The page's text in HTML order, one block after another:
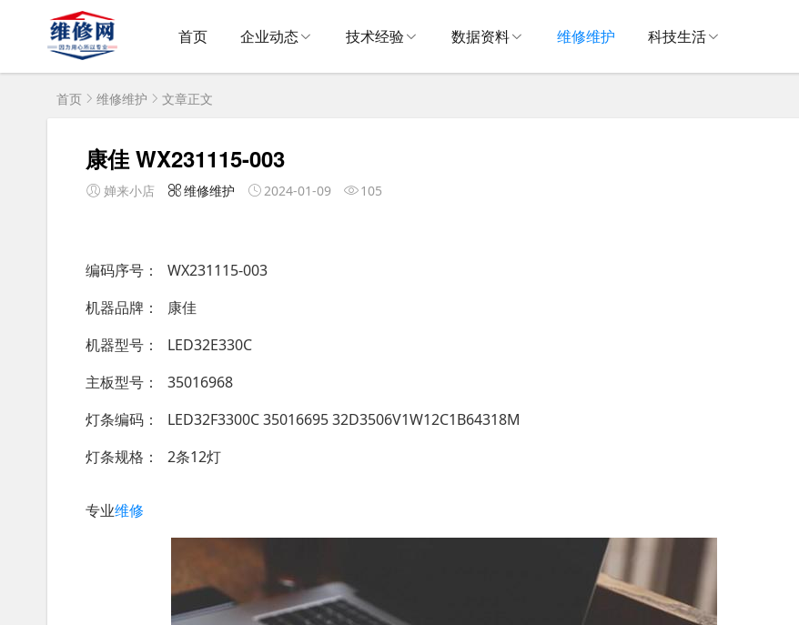
首页 企业动态 技术经验 数据资料 维修维护 科技生活
首页 维修维护 文章正文
康佳 WX231115-003
婵来小店 维修维护 2024-01-09 105
编码序号
WX231115-003
机器品牌
康佳
机器型号
LED32E330C
主板型号
35016968
灯条编码
LED32F3300C 35016695 32D3506V1W12C1B64318M
灯条规格
2条12灯
专业维修